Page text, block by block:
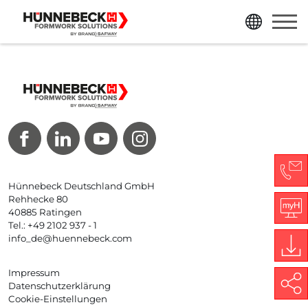
zum Inhalt der Seite springen
zur Hauptnavigation springen
Share
Hünnebeck Deutschland GmbH
Rehhecke 80
40885 Ratingen
Tel.: +49 2102 937 - 1
info_de@huennebeck.com
Impressum
Datenschutzerklärung
Cookie-Einstellungen